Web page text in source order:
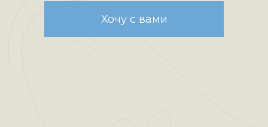
Хочу с вами